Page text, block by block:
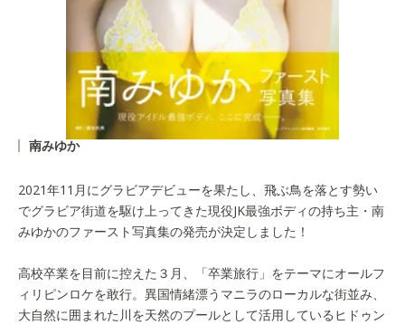
南みゆか
2021年11月にグラビアデビューを果たし、飛ぶ鳥を落とす勢い
でグラビア街道を駆け上ってきた現役JK最強ボディの持ち主・南
みゆかのファースト写真集の発売が決定しました！
高校卒業を目前に控えた３月、「卒業旅行」をテーマにオールフ
ィリピンロケを敢行。異国情緒漂うマニラのローカルな街並み、
大自然に囲まれた川を天然のプールとして活用しているヒドゥン